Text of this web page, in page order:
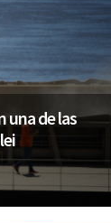
una de las